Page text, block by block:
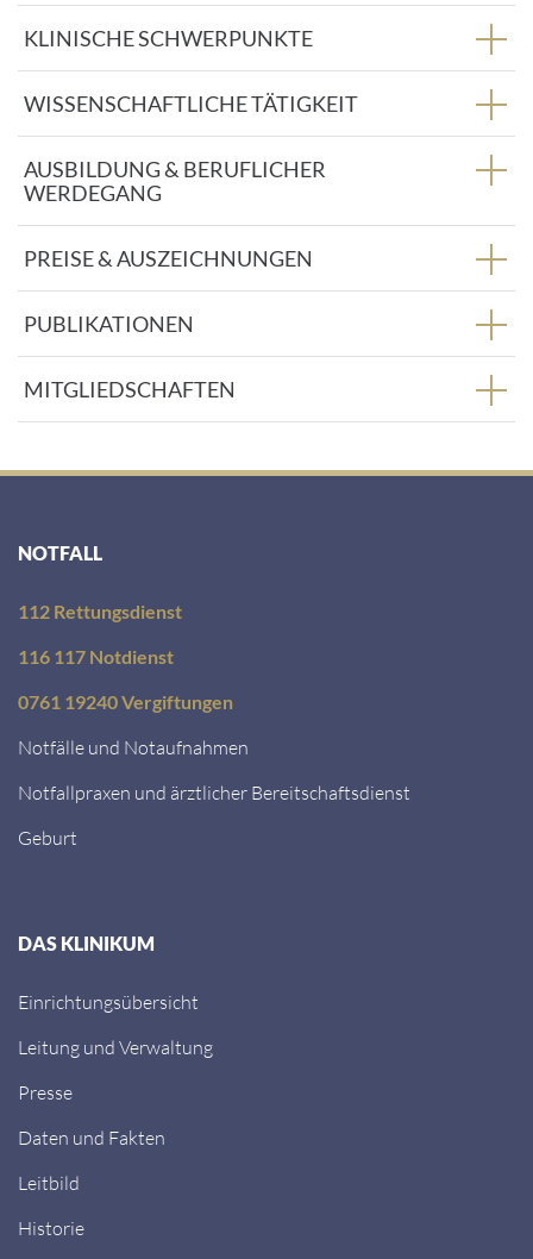
e
s
s
e
:
KLINISCHE SCHWERPUNKTE
WISSENSCHAFTLICHE TÄTIGKEIT
AUSBILDUNG & BERUFLICHER
WERDEGANG
PREISE & AUSZEICHNUNGEN
PUBLIKATIONEN
MITGLIEDSCHAFTEN
NOTFALL
112 Rettungsdienst
116 117 Notdienst
0761 19240 Vergiftungen
Notfälle und Notaufnahmen
Notfallpraxen und ärztlicher Bereitschaftsdienst
Geburt
DAS KLINIKUM
Einrichtungsübersicht
Leitung und Verwaltung
Presse
Daten und Fakten
Leitbild
Historie